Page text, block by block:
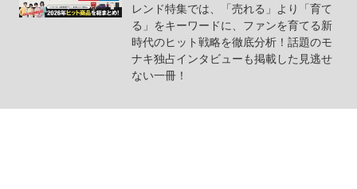
レンド特集では、「売れる」より「育て
る」をキーワードに、ファンを育てる新
時代のヒット戦略を徹底分析！話題のモ
ナキ独占インタビューも掲載した見逃せ
ない一冊！